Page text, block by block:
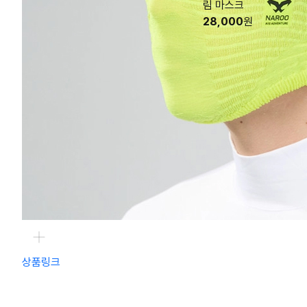
림 마스크
28,000원
상품링크